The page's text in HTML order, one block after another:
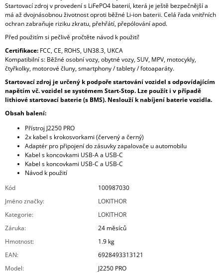
Startovací zdroj v provedení s LiFePO4 baterií, která je ještě bezpečnější a
má až dvojnásobnou životnost oproti běžné Li-ion baterii. Celá řada vnitřních
ochran zabraňuje riziku zkratu, přehřátí, přepólování apod.
Před použitím si pečlivě pročtěte návod k použití!
Certifikace: FCC, CE, ROHS, UN38.3, UKCA
Kompatibilní s: Běžné osobní vozy, obytné vozy, SUV, MPV, motocykly,
čtyřkolky, motorové čluny, smartphony / tablety / fotoaparáty.
Startovací zdroj je určený k podpoře startování vozidel s odpovídajícím
napětím vč. vozidel se systémem Start-Stop. Lze použít i v případě
lithiové startovací baterie (s BMS). Neslouží k nabíjení baterie vozidla.
Obsah balení:
Přístroj J2250 PRO
2x kabel s krokosvorkami (červený a černý)
Adaptér pro připojení do zásuvky zapalovače u automobilu
Kabel s koncovkami USB-A a USB-C
Kabel s koncovkami USB-C a USB-C
Návod k použití
Kód
100987030
Jméno značky:
LOKITHOR
Kategorie:
LOKITHOR
Záruka:
24 měsíců
Hmotnost:
1.9 kg
EAN:
6928493313121
Model:
J2250 PRO